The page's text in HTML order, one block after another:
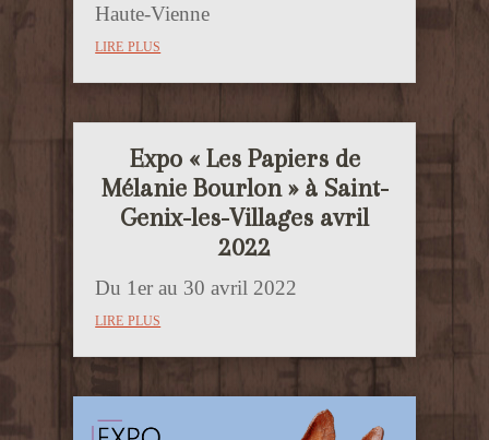
Haute-Vienne
lire plus
Expo « Les Papiers de
Mélanie Bourlon » à Saint-
Genix-les-Villages avril
2022
Du 1er au 30 avril 2022
lire plus